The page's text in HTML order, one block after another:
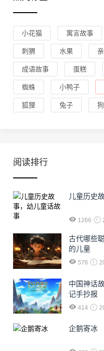
小花猫 寓言故事
刺猬 水果
成语故事 蛋糕
蜘蛛 小鸭子
狐狸 兔子 狗
阅读排行
儿童历史
1266
古代哪些
的儿童
576
中国神话
记手抄报
414
企鹅寄冰